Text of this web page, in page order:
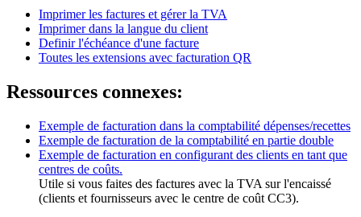
Imprimer les factures et gérer la TVA
Imprimer dans la langue du client
Definir l'échéance d'une facture
Toutes les extensions avec facturation QR
Ressources connexes:
Exemple de facturation dans la comptabilité dépenses/recettes
Exemple de facturation de la comptabilité en partie double
Exemple de facturation en configurant des clients en tant que
centres de coûts.
Utile si vous faites des factures avec la TVA sur l'encaissé
(clients et fournisseurs avec le centre de coût CC3).